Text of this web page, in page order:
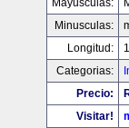
Mayusculas:
Minusculas:
Longitud:
Categorias:
Precio:
Visitar!